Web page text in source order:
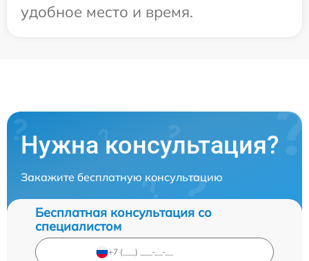
удобное место и время.
Нужна консультация?
Закажите бесплатную консультацию
Бесплатная консультация со
специалистом